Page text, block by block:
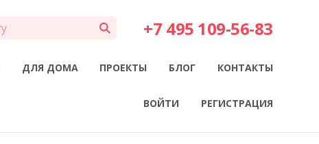
+7 495 109-56-83
ДЛЯ ДОМА ПРОЕКТЫ БЛОГ КОНТАКТЫ
ВОЙТИ РЕГИСТРАЦИЯ